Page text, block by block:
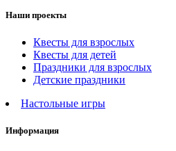
Наши проекты
Квесты для взрослых
Квесты для детей
Праздники для взрослых
Детские праздники
Настольные игры
Информация